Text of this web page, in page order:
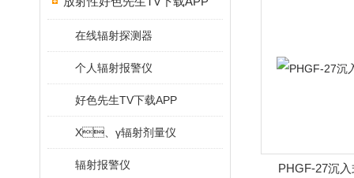
在线辐射探测器
个人辐射报警仪
好色先生TV下载APP
X、γ辐射剂量仪
辐射报警仪 PHGF-27沉